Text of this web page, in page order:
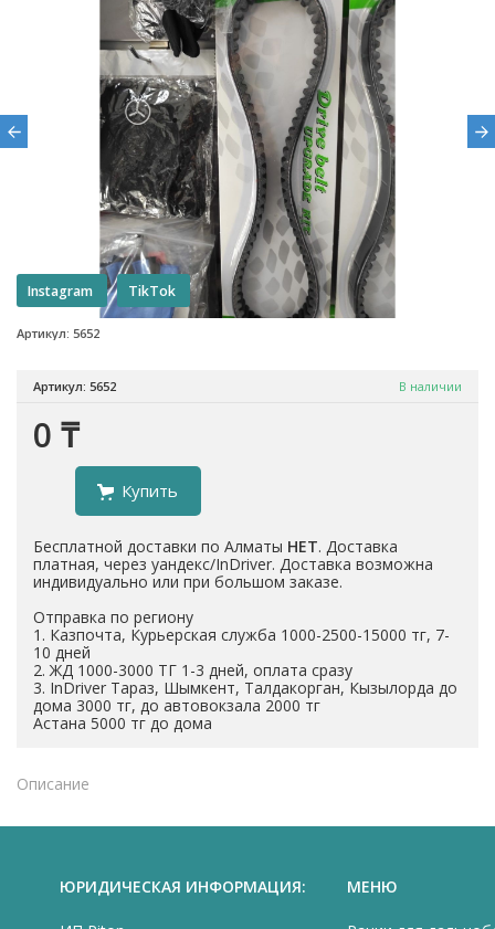
Артикул: 5652
Instagram TikTok
Артикул: 5652 В наличии
0 ₸
Купить
Бесплатной доставки по Алматы НЕТ. Доставка
платная, через уандекс/InDriver. Доставка возможна
индивидуально или при большом заказе.
Отправка по региону
1. Казпочта, Курьерская служба 1000-2500-15000 тг, 7-
10 дней
2. ЖД 1000-3000 ТГ 1-3 дней, оплата сразу
3. InDriver Тараз, Шымкент, Талдакорган, Кызылорда до
дома 3000 тг, до автовокзала 2000 тг
Астана 5000 тг до дома
Описание
ЮРИДИЧЕСКАЯ ИНФОРМАЦИЯ: МЕНЮ